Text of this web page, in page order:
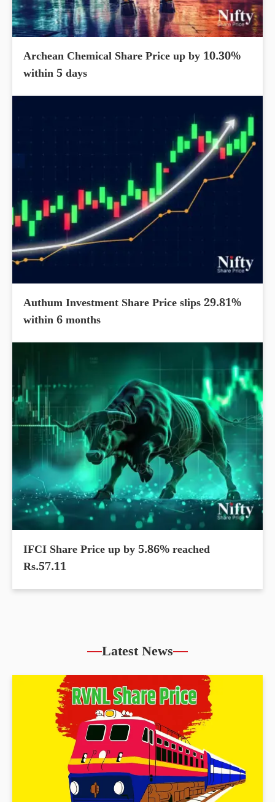
Archean Chemical Share Price up by 10.30%
within 5 days
Authum Investment Share Price slips 29.81%
within 6 months
IFCI Share Price up by 5.86% reached
Rs.57.11
Latest News